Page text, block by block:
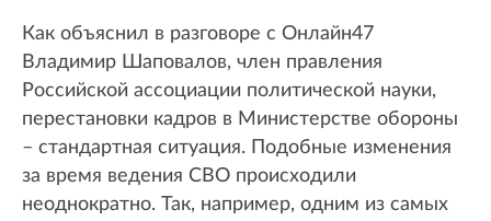
Как объяснил в разговоре с Онлайн47
Владимир Шаповалов, член правления
Российской ассоциации политической науки,
перестановки кадров в Министерстве обороны
– стандартная ситуация. Подобные изменения
за время ведения СВО происходили
неоднократно. Так, например, одним из самых